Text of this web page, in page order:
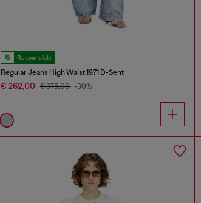
Responsible
Regular Jeans High Waist 1971 D-Sent
€ 262,00 € 375,00 -30%